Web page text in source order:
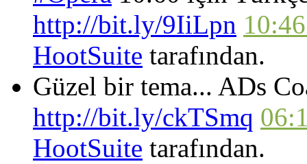
http://bit.ly/9IiLpn
HootSuite tarafından.
Güzel bir tema... ADs
http://bit.ly/ckTSmq
HootSuite tarafından.